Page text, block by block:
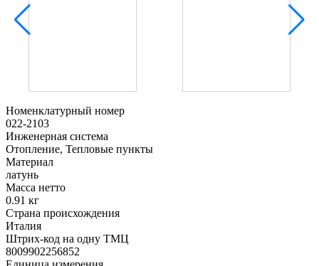
Номенклатурный номер
022-2103
Инженерная система
Отопление, Тепловые пункты
Материал
латунь
Масса нетто
0.91 кг
Страна происхождения
Италия
Штрих-код на одну ТМЦ
8009902256852